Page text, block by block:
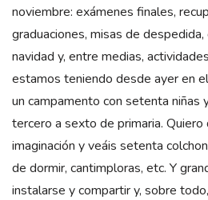
noviembre: exámenes finales,
graduaciones, misas de
navidad y, entre medias,
estamos teniendo desde ayer en
un campamento con setenta niñas
tercero a sexto de primaria.
imaginación y veáis setenta
de dormir, cantimploras, etc. Y
instalarse y compartir y, sobre